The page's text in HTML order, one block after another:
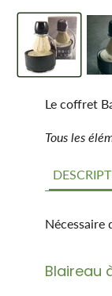
Le coffret
Tous les
Nécessaire
Blaireau